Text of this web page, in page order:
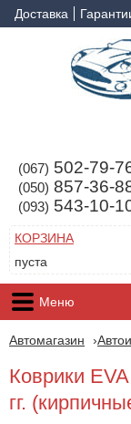
Доставка
(067) 502-79-
(050) 857-36-
(093) 543-10-
КОРЗИНА
пуста
Меню
Автомагазин
Коврики
гг.